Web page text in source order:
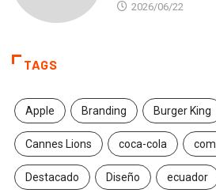
2026/06/22
TAGS
Apple Branding Burger King
Cannes Lions coca-cola
Destacado Diseño ecuador